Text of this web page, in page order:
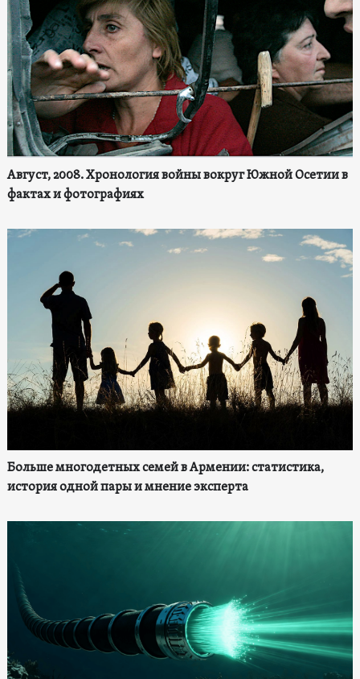
Август, 2008. Хронология войны вокруг Южной Осетии в
фактах и фотографиях
Больше многодетных семей в Армении: статистика,
история одной пары и мнение эксперта